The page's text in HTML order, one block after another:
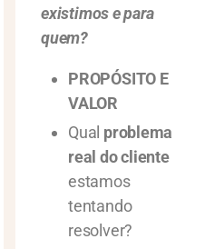
existimos e para
quem?
PROPÓSITO E
VALOR
Qual problema
real do cliente
estamos
tentando
resolver?